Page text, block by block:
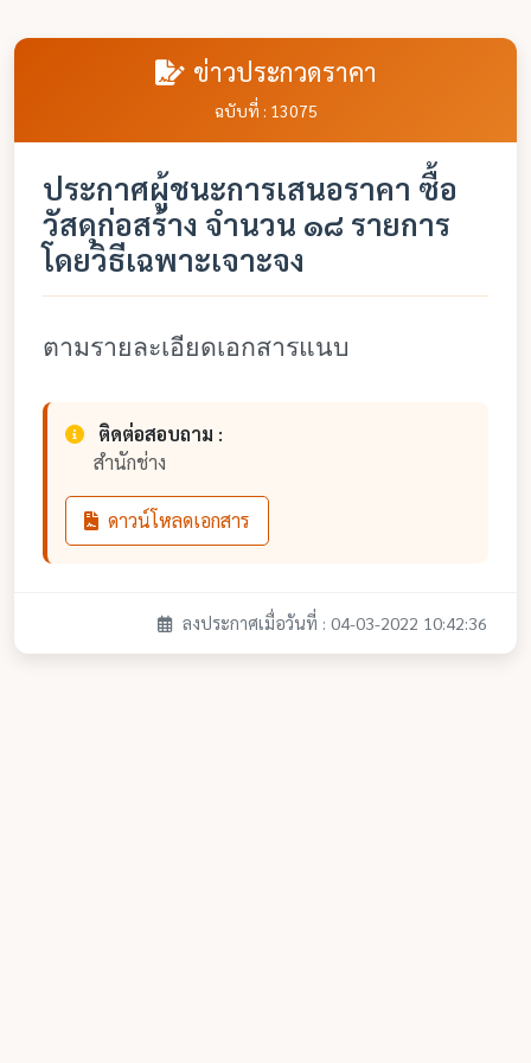
ข่าวประกวดราคา
ฉบับที่ : 13075
ประกาศผู้ชนะการเสนอราคา ซื้อ
วัสดุก่อสร้าง จำนวน ๑๘ รายการ
โดยวิธีเฉพาะเจาะจง
ตามรายละเอียดเอกสารแนบ
ติดต่อสอบถาม :
สำนักช่าง
ดาวน์โหลดเอกสาร
ลงประกาศเมื่อวันที่ : 04-03-2022 10:42:36